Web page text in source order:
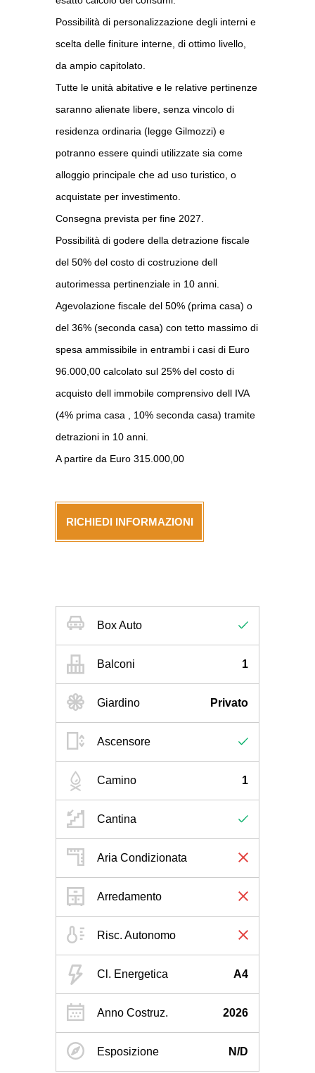
Possibilità di personalizzazione degli interni e
scelta delle finiture interne, di ottimo livello,
da ampio capitolato.
Tutte le unità abitative e le relative pertinenze
saranno alienate libere, senza vincolo di
residenza ordinaria (legge Gilmozzi) e
potranno essere quindi utilizzate sia come
alloggio principale che ad uso turistico, o
acquistate per investimento.
Consegna prevista per fine 2027.
Possibilità di godere della detrazione fiscale
del 50% del costo di costruzione dell
autorimessa pertinenziale in 10 anni.
Agevolazione fiscale del 50% (prima casa) o
del 36% (seconda casa) con tetto massimo di
spesa ammissibile in entrambi i casi di Euro
96.000,00 calcolato sul 25% del costo di
acquisto dell immobile comprensivo dell IVA
(4% prima casa , 10% seconda casa) tramite
detrazioni in 10 anni.
A partire da Euro 315.000,00
RICHIEDI INFORMAZIONI
Box Auto
Balconi 1
Giardino Privato
Ascensore
Camino 1
Cantina
Aria Condizionata
Arredamento
Risc. Autonomo
Cl. Energetica A4
Anno Costruz. 2026
Esposizione N/D